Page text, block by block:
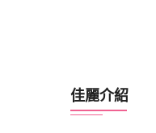
佳麗介紹